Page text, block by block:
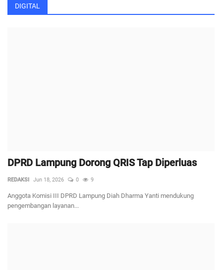
DIGITAL
DPRD Lampung Dorong QRIS Tap Diperluas
Anggota Komisi III DPRD Lampung Diah Dharma Yanti mendukung
pengembangan layanan...